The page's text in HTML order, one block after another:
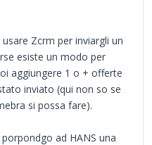
Zcrm per inviargli un
esiste un modo per
aggiungere 1 o + offerte
inviato (qui non so se
si possa fare).
ad HANS una